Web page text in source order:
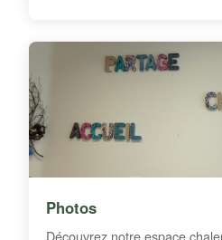
Photos
Découvrez notre espace